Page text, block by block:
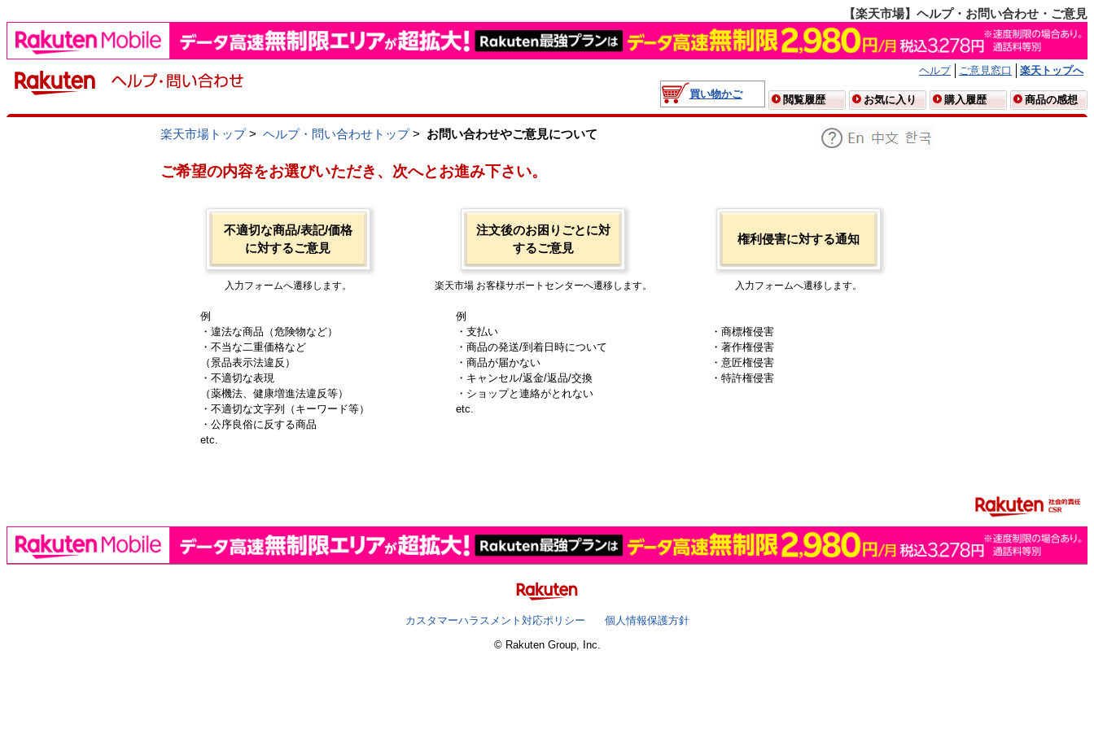
【楽天市場】ヘルプ・お問い合わせ・ご意見
ヘルプ ご意見窓口
楽天トップへ
買い物かご
閲覧履歴 お気に入り 購入履歴 商品の感想
楽天市場トップ> ヘルプ・問い合わせトップ> お問い合わせやご意見について
ご希望の内容をお選びいただき、次へとお進み下さい。
不適切な商品/表記/価格
に対するご意見
入力フォームへ遷移します。
例
・違法な商品（危険物など）
・不当な二重価格など
（景品表示法違反）
・不適切な表現
（薬機法、健康増進法違反等）
・不適切な文字列（キーワード等）
・公序良俗に反する商品
etc.
注文後のお困りごとに対
するご意見
楽天市場 お客様サポートセンターへ遷移します。
例
・支払い
・商品の発送/到着日時について
・商品が届かない
・キャンセル/返金/返品/交換
・ショップと連絡がとれない
etc.
権利侵害に対する通知
入力フォームへ遷移します。
・商標権侵害
・著作権侵害
・意匠権侵害
・特許権侵害
カスタマーハラスメント対応ポリシー
個人情報保護方針
© Rakuten Group, Inc.